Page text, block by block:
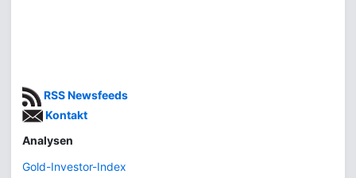
RSS Newsfeeds
Kontakt
Analysen
Gold-Investor-Index